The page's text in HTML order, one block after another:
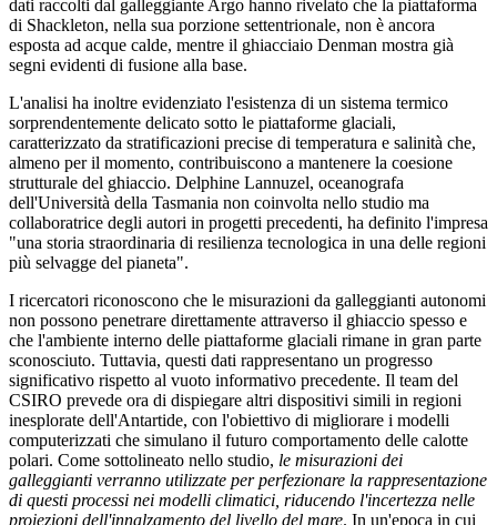
dati raccolti dal galleggiante Argo hanno rivelato che la piattaforma
di Shackleton, nella sua porzione settentrionale, non è ancora
esposta ad acque calde, mentre il ghiacciaio Denman mostra già
segni evidenti di fusione alla base.
L'analisi ha inoltre evidenziato l'esistenza di un sistema termico
sorprendentemente delicato sotto le piattaforme glaciali,
caratterizzato da stratificazioni precise di temperatura e salinità che,
almeno per il momento, contribuiscono a mantenere la coesione
strutturale del ghiaccio. Delphine Lannuzel, oceanografa
dell'Università della Tasmania non coinvolta nello studio ma
collaboratrice degli autori in progetti precedenti, ha definito l'impresa
"una storia straordinaria di resilienza tecnologica in una delle regioni
più selvagge del pianeta".
I ricercatori riconoscono che le misurazioni da galleggianti autonomi
non possono penetrare direttamente attraverso il ghiaccio spesso e
che l'ambiente interno delle piattaforme glaciali rimane in gran parte
sconosciuto. Tuttavia, questi dati rappresentano un progresso
significativo rispetto al vuoto informativo precedente. Il team del
CSIRO prevede ora di dispiegare altri dispositivi simili in regioni
inesplorate dell'Antartide, con l'obiettivo di migliorare i modelli
computerizzati che simulano il futuro comportamento delle calotte
polari. Come sottolineato nello studio, le misurazioni dei
galleggianti verranno utilizzate per perfezionare la rappresentazione
di questi processi nei modelli climatici, riducendo l'incertezza nelle
proiezioni dell'innalzamento del livello del mare. In un'epoca in cui